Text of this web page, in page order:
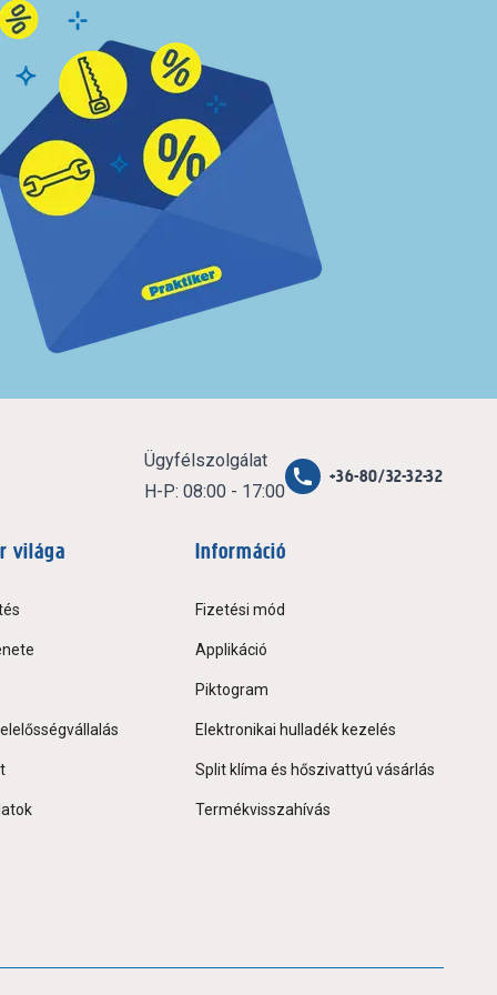
Ügyfélszolgálat
H-P: 08:00 - 17:00
+36-80/32-32-32
világa Információ
Fizetési mód
Applikáció
Piktogram
Elektronikai hulladék kezelés
Split klíma és hőszivattyú vásárlás
Termékvisszahívás